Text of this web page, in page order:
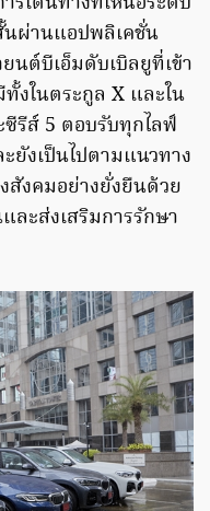
นผ่านแอปพลิเคชั่น
นต์บีเอ็มดับเบิลยูที่เข้า
งในตระกูล X และใน
รีส์ 5 ตอบรับทุกไลฟ์
ยังเป็นไปตามแนวทาง
สังคมอย่างยั่งยืนด้วย
ะส่งเสริมการรักษา